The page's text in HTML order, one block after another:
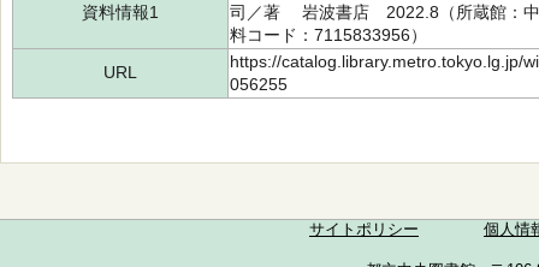
資料情報1
司／著 岩波書店 2022.8（所蔵館：
料コード：7115833956）
URL
https://catalog.library.metro.tokyo.lg.jp/
056255
サイトポリシー 個人情